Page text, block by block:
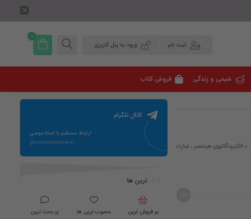
ثبت نام ورود به پنل کاربری
0
شیمی و زندگی فروش کتاب
کرد : « الکترونگاتیوی هرعنصر ، عبارت
کانال تلگرام
ارتباط مستقیم با استادمومنی
@ostadmomeni
ترین ها
پر فروش ترین محبوب ترین ها پر بحث ترین